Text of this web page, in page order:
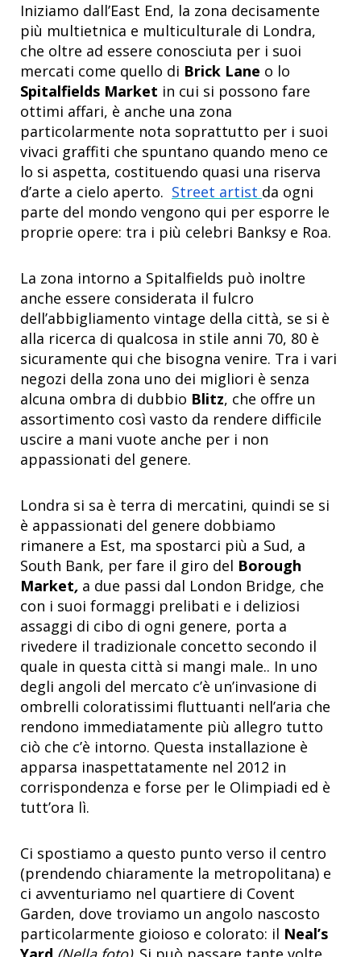
Iniziamo dall’East End, la zona decisamente
più multietnica e multiculturale di Londra,
che oltre ad essere conosciuta per i suoi
mercati come quello di Brick Lane o lo
Spitalfields Market in cui si possono fare
ottimi affari, è anche una zona
particolarmente nota soprattutto per i suoi
vivaci graffiti che spuntano quando meno ce
lo si aspetta, costituendo quasi una riserva
d’arte a cielo aperto. Street artist da ogni
parte del mondo vengono qui per esporre le
proprie opere: tra i più celebri Banksy e Roa.
La zona intorno a Spitalfields può inoltre
anche essere considerata il fulcro
dell’abbigliamento vintage della città, se si è
alla ricerca di qualcosa in stile anni 70, 80 è
sicuramente qui che bisogna venire. Tra i vari
negozi della zona uno dei migliori è senza
alcuna ombra di dubbio Blitz, che offre un
assortimento così vasto da rendere difficile
uscire a mani vuote anche per i non
appassionati del genere.
Londra si sa è terra di mercatini, quindi se si
è appassionati del genere dobbiamo
rimanere a Est, ma spostarci più a Sud, a
South Bank, per fare il giro del Borough
Market, a due passi dal London Bridge, che
con i suoi formaggi prelibati e i deliziosi
assaggi di cibo di ogni genere, porta a
rivedere il tradizionale concetto secondo il
quale in questa città si mangi male.. In uno
degli angoli del mercato c’è un’invasione di
ombrelli coloratissimi fluttuanti nell’aria che
rendono immediatamente più allegro tutto
ciò che c’è intorno. Questa installazione è
apparsa inaspettatamente nel 2012 in
corrispondenza e forse per le Olimpiadi ed è
tutt’ora lì.
Ci spostiamo a questo punto verso il centro
(prendendo chiaramente la metropolitana) e
ci avventuriamo nel quartiere di Covent
Garden, dove troviamo un angolo nascosto
particolarmente gioioso e colorato: il Neal’s